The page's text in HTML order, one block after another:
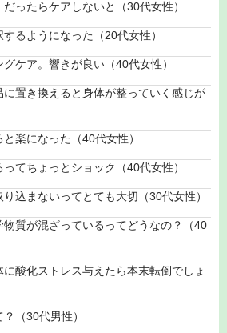
ったらケアしないと（30代女性）
るようになった（20代女性）
ケア。響きが良い（40代女性）
置き換えると身体が整っていく感じが
楽になった（40代女性）
てちょっとショック（40代女性）
込まないってとても大切（30代女性）
質が混ざっているってどうなの？（40
酸化ストレス与えたら本末転倒でしょ
（30代男性）